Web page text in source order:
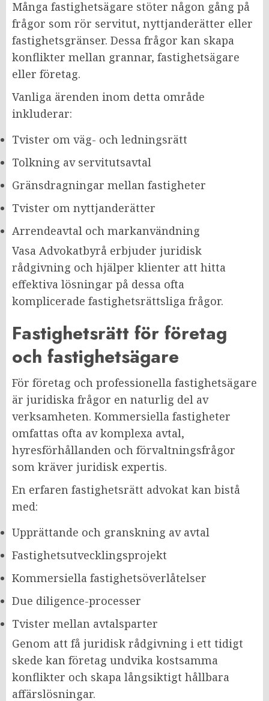
Många fastighetsägare stöter någon gång på
frågor som rör servitut, nyttjanderätter eller
fastighetsgränser. Dessa frågor kan skapa
konflikter mellan grannar, fastighetsägare
eller företag.
Vanliga ärenden inom detta område
inkluderar:
Tvister om väg- och ledningsrätt
Tolkning av servitutsavtal
Gränsdragningar mellan fastigheter
Tvister om nyttjanderätter
Arrendeavtal och markanvändning
Vasa Advokatbyrå erbjuder juridisk
rådgivning och hjälper klienter att hitta
effektiva lösningar på dessa ofta
komplicerade fastighetsrättsliga frågor.
Fastighetsrätt för företag
och fastighetsägare
För företag och professionella fastighetsägare
är juridiska frågor en naturlig del av
verksamheten. Kommersiella fastigheter
omfattas ofta av komplexa avtal,
hyresförhållanden och förvaltningsfrågor
som kräver juridisk expertis.
En erfaren fastighetsrätt advokat kan bistå
med:
Upprättande och granskning av avtal
Fastighetsutvecklingsprojekt
Kommersiella fastighetsöverlåtelser
Due diligence-processer
Tvister mellan avtalsparter
Genom att få juridisk rådgivning i ett tidigt
skede kan företag undvika kostsamma
konflikter och skapa långsiktigt hållbara
affärslösningar.